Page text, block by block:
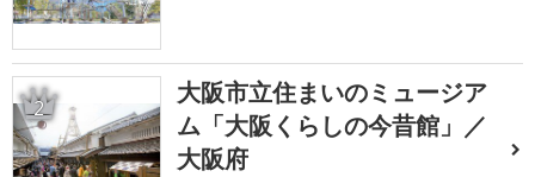
2
大阪市立住まいのミュージア
ム「大阪くらしの今昔館」／
大阪府